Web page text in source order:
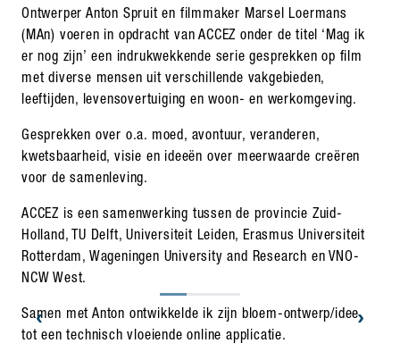
Ontwerper Anton Spruit en filmmaker Marsel Loermans
(MAn) voeren in opdracht van ACCEZ onder de titel ‘Mag ik
er nog zijn’ een indrukwekkende serie gesprekken op film
met diverse mensen uit verschillende vakgebieden,
leeftijden, levensovertuiging en woon- en werkomgeving.
Gesprekken over o.a. moed, avontuur, veranderen,
kwetsbaarheid, visie en ideeën over meerwaarde creëren
voor de samenleving.
ACCEZ is een samenwerking tussen de provincie Zuid-
Holland, TU Delft, Universiteit Leiden, Erasmus Universiteit
Rotterdam, Wageningen University and Research en VNO-
NCW West.
Samen met Anton ontwikkelde ik zijn bloem-ontwerp/idee
tot een technisch vloeiende online applicatie.
‹ ›